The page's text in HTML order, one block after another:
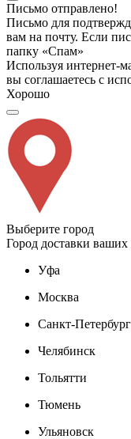
Письмо отправлено!
Письмо для
вам на почту. Если
папку «Спам»
Используя интернет-
вы соглашаетесь с
Хорошо
Выберите город
Город доставки
Уфа
Москва
Санкт-Петербург
Челябинск
Тольятти
Тюмень
Ульяновск